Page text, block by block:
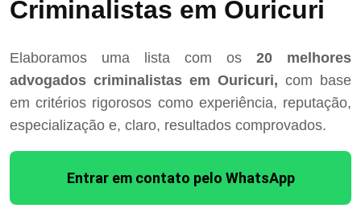
Criminalistas em Ouricuri
Elaboramos uma lista com os 20 melhores
advogados criminalistas em Ouricuri, com base
em critérios rigorosos como experiência, reputação,
especialização e, claro, resultados comprovados.
Entrar em contato pelo WhatsApp